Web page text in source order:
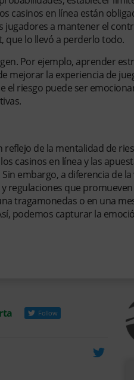
casinos en línea están
jugadores a mantener el
que lo llevó a perderlo todo.
Por ejemplo, aprender
mejorar la experiencia de
el riesgo puede ser
reflejo de la mentalidad de
casinos en línea y las
embargo, a diferencia de la
regulaciones que
tragamonedas o en una
podemos capturar la
Follow